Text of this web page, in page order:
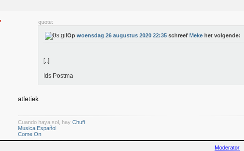
quote:
Op woensdag 26 augustus 2020 22:35 schreef Meke het volgende:
[..]
Ids Postma
atletiek
Cuando haya sol, hay Chufi
Musica Español
Come On
Moderator